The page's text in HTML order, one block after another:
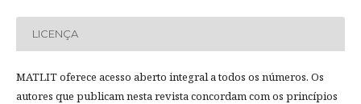
LICENÇA
MATLIT oferece acesso aberto integral a todos os números. Os
autores que publicam nesta revista concordam com os princípios